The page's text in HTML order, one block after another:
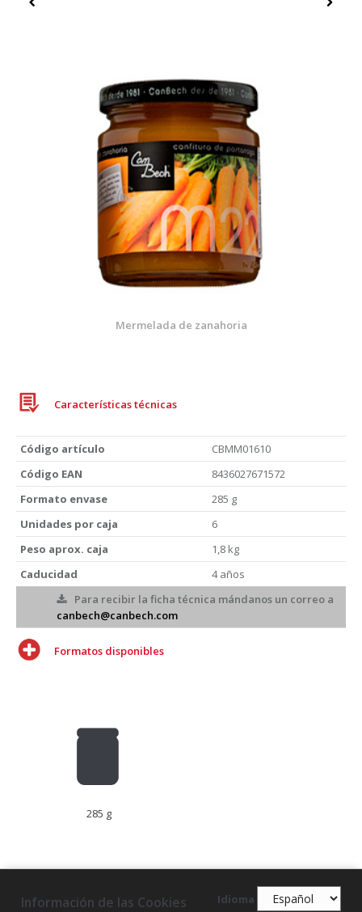
Mermelada de zanahoria
Características técnicas
Código artículo
CBMM01610
Código EAN
8436027671572
Formato envase
285 g
Unidades por caja
6
Peso aprox. caja
1,8 kg
Caducidad
4 años
Para recibir la ficha técnica mándanos un correo a
canbech@canbech.com
Formatos disponibles
285 g
Información de las Cookies Idioma